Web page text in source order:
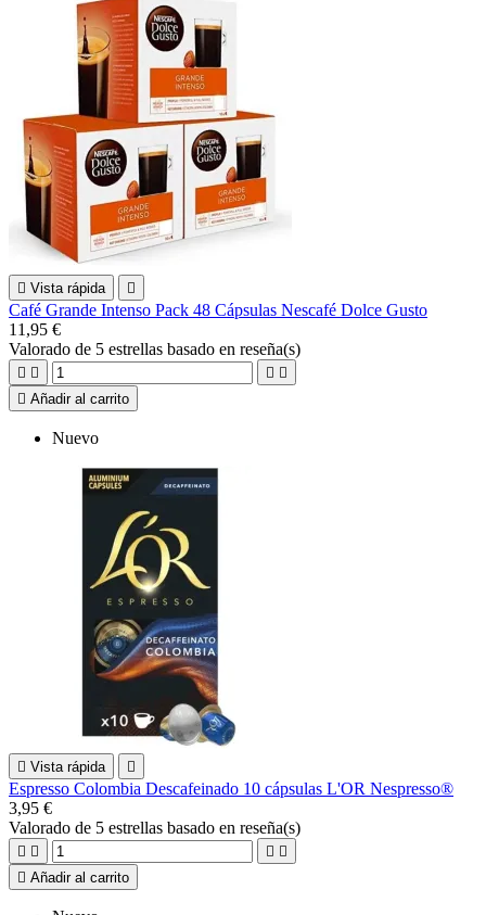
 Vista rápida 
Café Grande Intenso Pack 48 Cápsulas Nescafé Dolce Gusto
11,95 €
Valorado de 5 estrellas basado en reseña(s)
   
 Añadir al carrito
Nuevo
 Vista rápida 
Espresso Colombia Descafeinado 10 cápsulas L'OR Nespresso®
3,95 €
Valorado de 5 estrellas basado en reseña(s)
   
 Añadir al carrito